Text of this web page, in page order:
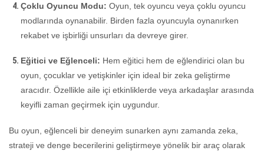
Çoklu Oyuncu Modu: Oyun, tek oyuncu veya çoklu oyuncu
modlarında oynanabilir. Birden fazla oyuncuyla oynanırken
rekabet ve işbirliği unsurları da devreye girer.
Eğitici ve Eğlenceli: Hem eğitici hem de eğlendirici olan bu
oyun, çocuklar ve yetişkinler için ideal bir zeka geliştirme
aracıdır. Özellikle aile içi etkinliklerde veya arkadaşlar arasında
keyifli zaman geçirmek için uygundur.
Bu oyun, eğlenceli bir deneyim sunarken aynı zamanda zeka,
strateji ve denge becerilerini geliştirmeye yönelik bir araç olarak